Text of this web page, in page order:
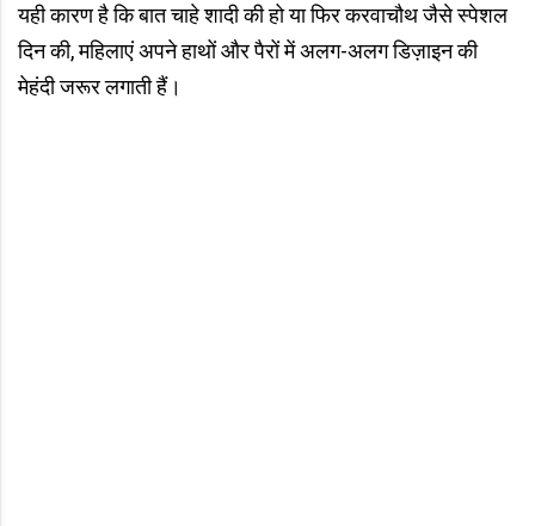
यही कारण है कि बात चाहे शादी की हो या फिर करवाचौथ जैसे स्पेशल
दिन की, महिलाएं अपने हाथों और पैरों में अलग-अलग डिज़ाइन की
मेहंदी जरूर लगाती हैं।